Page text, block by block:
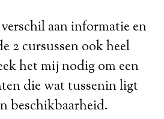
aan informatie en
2 cursussen ook heel
het mij nodig om een
die wat tussenin ligt
beschikbaarheid.